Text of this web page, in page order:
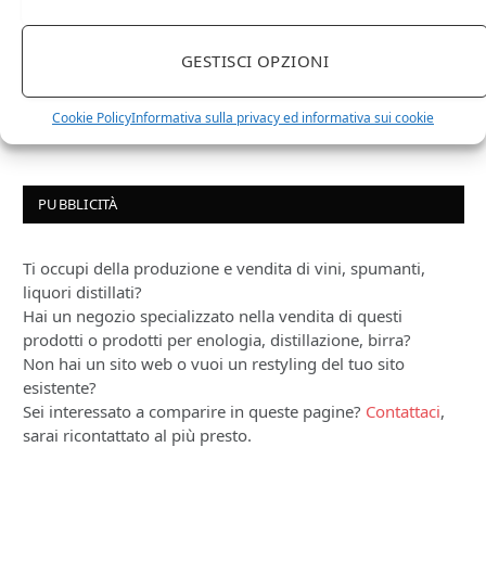
GESTISCI OPZIONI
Cookie PolicyInformativa sulla privacy ed informativa sui cookie
Le Casematte – Faro (box 6 x 0,75l) Mr. Vino Rosso
PUBBLICITÀ
Ti occupi della produzione e vendita di vini, spumanti,
liquori distillati?
Hai un negozio specializzato nella vendita di questi
prodotti o prodotti per enologia, distillazione, birra?
Non hai un sito web o vuoi un restyling del tuo sito
esistente?
Sei interessato a comparire in queste pagine? Contattaci,
sarai ricontattato al più presto.